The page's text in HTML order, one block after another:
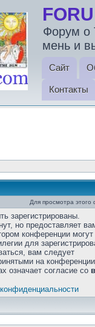
Форум о
мень и
Сайт
Контакты
Для просмотра
зарегистрированы.
но предоставляет
конференции
для
вам следует
на
означает согласие со